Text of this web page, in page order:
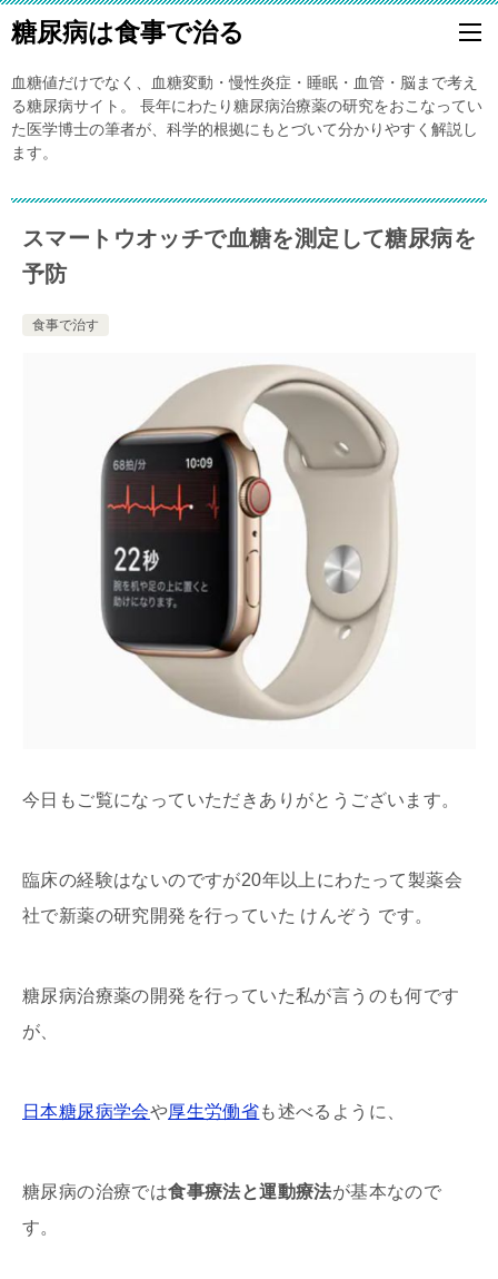
糖尿病は食事で治る
血糖値だけでなく、血糖変動・慢性炎症・睡眠・血管・脳まで考え
る糖尿病サイト。 長年にわたり糖尿病治療薬の研究をおこなってい
た医学博士の筆者が、科学的根拠にもとづいて分かりやすく解説し
ます。
スマートウオッチで血糖を測定して糖尿病を
予防
食事で治す
今日もご覧になっていただきありがとうございます。
臨床の経験はないのですが20年以上にわたって製薬会
社で新薬の研究開発を行っていた けんぞう です。
糖尿病治療薬の開発を行っていた私が言うのも何です
が、
日本糖尿病学会や厚生労働省も述べるように、
糖尿病の治療では食事療法と運動療法が基本なので
す。